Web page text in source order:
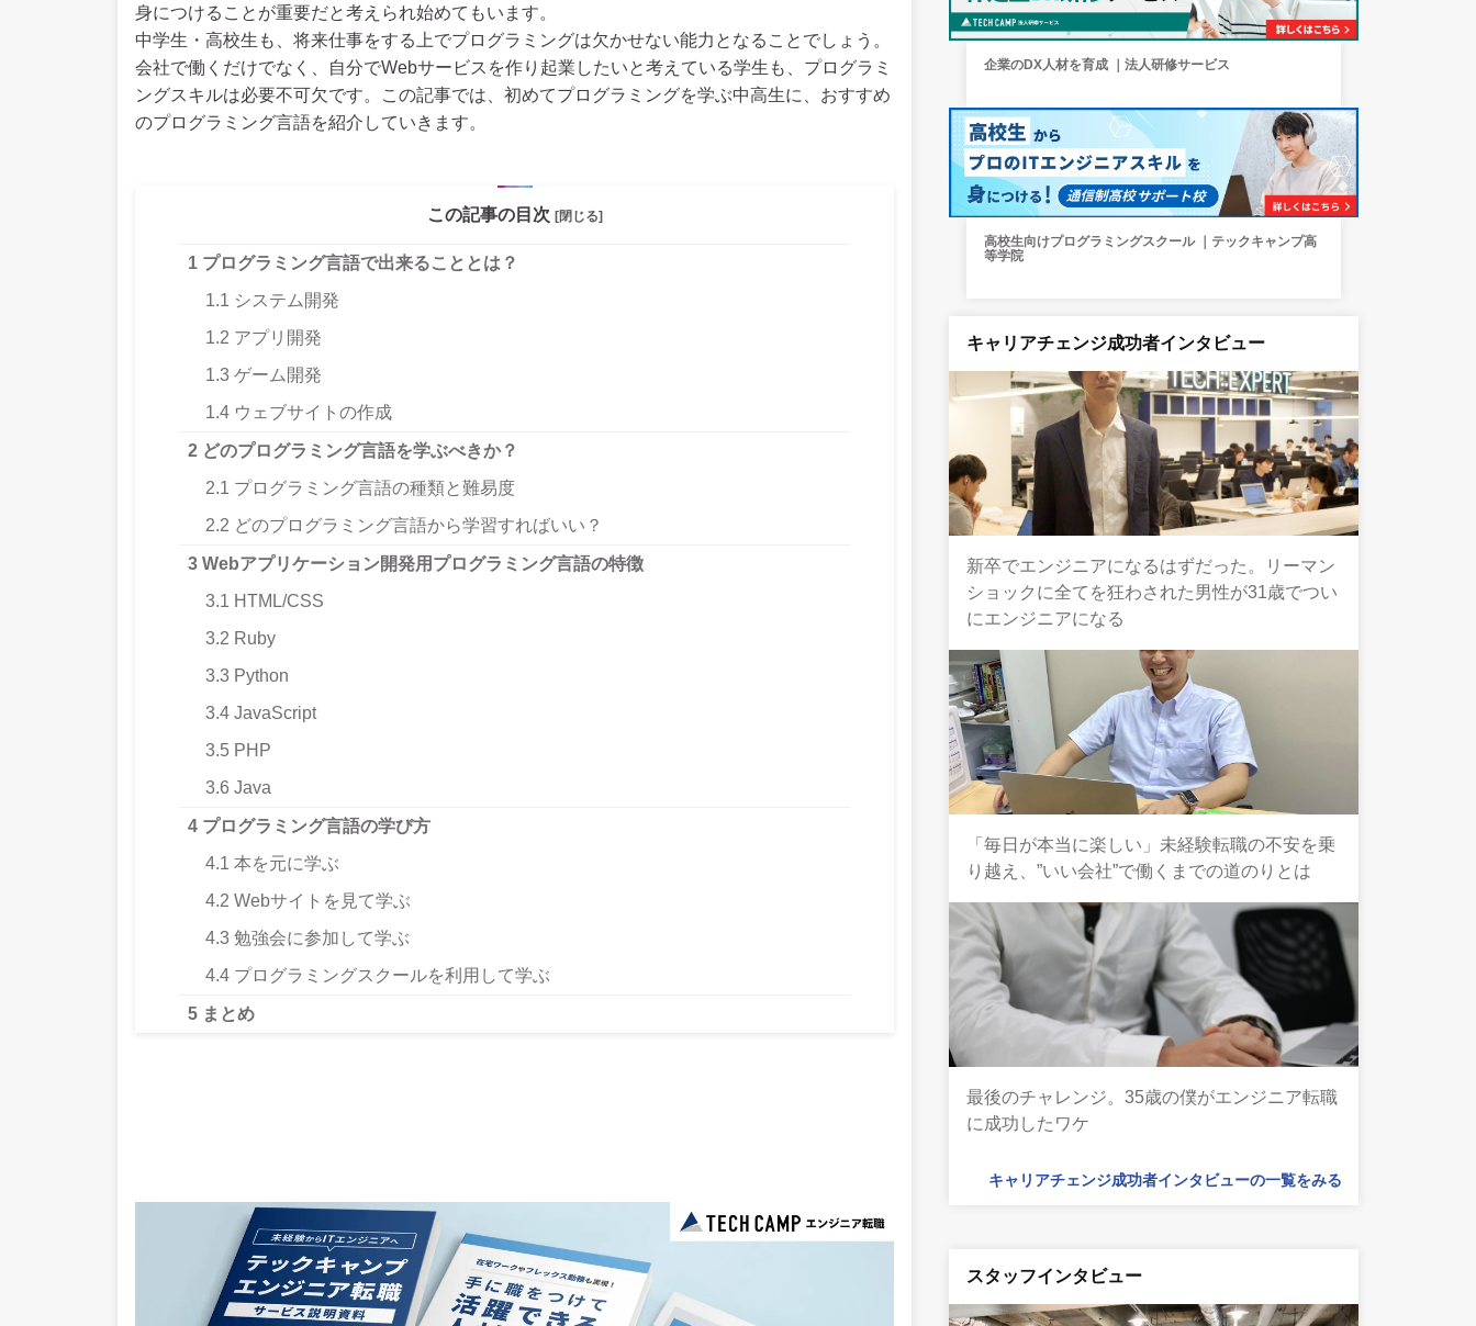
身につけることが重要だと考えられ始めてもいます。
中学生・高校生も、将来仕事をする上でプログラミングは欠かせない能力となることでしょう。
会社で働くだけでなく、自分でWebサービスを作り起業したいと考えている学生も、プログラミ
ングスキルは必要不可欠です。この記事では、初めてプログラミングを学ぶ中高生に、おすすめ
のプログラミング言語を紹介していきます。
この記事の目次 [閉じる]
1 プログラミング言語で出来ることとは？
1.1 システム開発
1.2 アプリ開発
1.3 ゲーム開発
1.4 ウェブサイトの作成
2 どのプログラミング言語を学ぶべきか？
2.1 プログラミング言語の種類と難易度
2.2 どのプログラミング言語から学習すればいい？
3 Webアプリケーション開発用プログラミング言語の特徴
3.1 HTML/CSS
3.2 Ruby
3.3 Python
3.4 JavaScript
3.5 PHP
3.6 Java
4 プログラミング言語の学び方
4.1 本を元に学ぶ
4.2 Webサイトを見て学ぶ
4.3 勉強会に参加して学ぶ
4.4 プログラミングスクールを利用して学ぶ
5 まとめ
企業のDX人材を育成 ｜法人研修サービス
高校生向けプログラミングスクール ｜テックキャンプ高
等学院
キャリアチェンジ成功者インタビュー
新卒でエンジニアになるはずだった。リーマン
ショックに全てを狂わされた男性が31歳でつい
にエンジニアになる
「毎日が本当に楽しい」未経験転職の不安を乗
り越え、”いい会社”で働くまでの道のりとは
最後のチャレンジ。35歳の僕がエンジニア転職
に成功したワケ
キャリアチェンジ成功者インタビューの一覧をみる
スタッフインタビュー